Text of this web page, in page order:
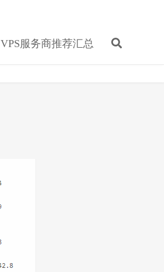
VPS服务商推荐汇总